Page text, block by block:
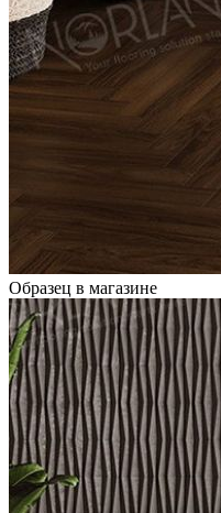
Образец в магазине